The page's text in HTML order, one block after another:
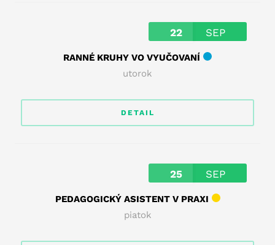
22 SEP
RANNÉ KRUHY VO VYUČOVANÍ
utorok
DETAIL
25 SEP
PEDAGOGICKÝ ASISTENT V PRAXI
piatok